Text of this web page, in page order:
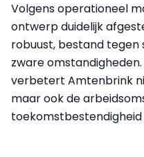
Volgens operationeel
ontwerp duidelijk
robuust, bestand tegen
zware
verbetert Amtenbrink
maar ook de